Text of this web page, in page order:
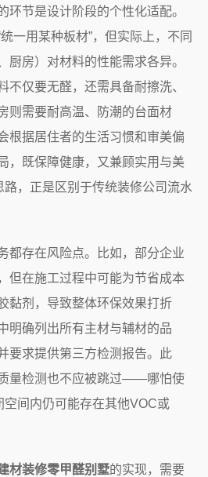
环节是设计阶段的个性化适配。
一用某种板材”，但实际上，不同
厨房）对材料的性能需求各异。
不仅要无醛，还需具备耐擦洗、
则需要耐高温、防潮的台面材
根据居住者的生活习惯和审美偏
，既保障健康，又兼顾实用与美
路，正是区别于传统装修公司流水
都存在风险点。比如，部分企业
但在施工过程中可能为节省成本
黏剂，导致整体环保效果打折
明确列出所有主材与辅材的品
要求提供第三方检测报告。此
量检测也不应被跳过——哪怕使
空间内仍可能存在其他VOC或
材装修零甲醛别墅的实现，需要